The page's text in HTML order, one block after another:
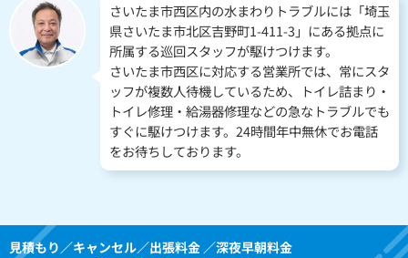
さいたま市西区内の水まわりトラブルには「埼玉
県さいたま市北区吉野町1-411-3」にある拠点に
所属する巡回スタッフが駆けつけます。
さいたま市西区に対応する営業所では、常にスタ
ッフが複数人待機しているため、トイレ詰まり・
トイレ修理・給湯器修理などの急なトラブルでも
すぐに駆けつけます。24時間年中無休でお電話
をお待ちしております。
見積もり／キャンセル／出張料金 ／深夜早朝料金